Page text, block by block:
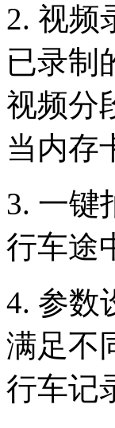
2. 视频
已录制
视频分
当内存
3. 一键
行车途
4. 参数
满足不
行车记